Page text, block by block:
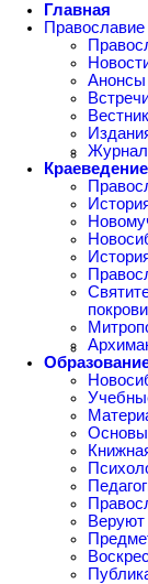
Главная
Анонсы
Основы
Веруют